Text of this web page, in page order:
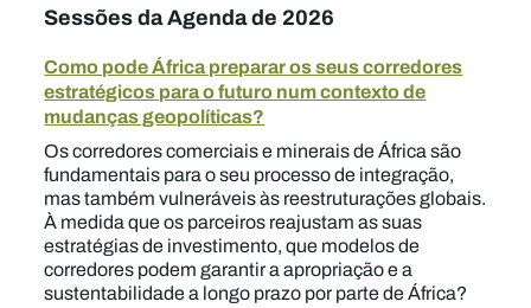
Sessões da Agenda de 2026
Como pode África preparar os seus corredores
estratégicos para o futuro num contexto de
mudanças geopolíticas?
Os corredores comerciais e minerais de África são
fundamentais para o seu processo de integração,
mas também vulneráveis às reestruturações globais.
À medida que os parceiros reajustam as suas
estratégias de investimento, que modelos de
corredores podem garantir a apropriação e a
sustentabilidade a longo prazo por parte de África?